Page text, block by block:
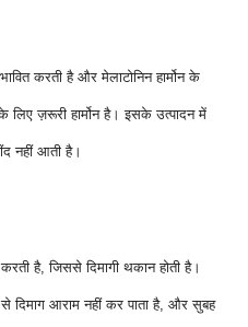
करती है और मेलाटोनिन हार्मोन के
लिए ज़रूरी हार्मोन है। इसके उत्पादन में
नहीं आती है।
है, जिससे दिमागी थकान होती है।
दिमाग आराम नहीं कर पाता है, और सुबह